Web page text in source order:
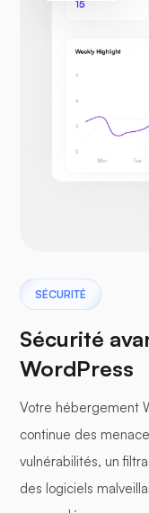
SÉCURITÉ
Sécurité
WordPress
Votre hébergement
continue des
vulnérabilités, un
des logiciels